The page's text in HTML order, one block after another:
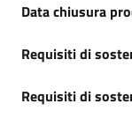
Data chiusura
Requisiti di
Requisiti di